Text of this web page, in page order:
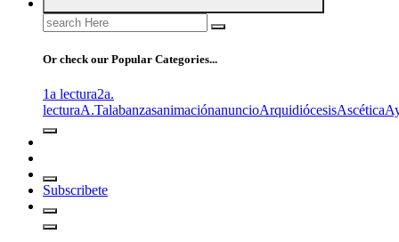
Search
for:
Or check our Popular Categories...
1a lectura2a.
lecturaA.TalabanzasanimaciónanuncioArquidiócesisAscética
Subscribete